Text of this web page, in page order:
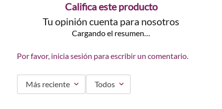
Califica este producto
Tu opinión cuenta para nosotros
Cargando el resumen…
Por favor, inicia sesión para escribir un comentario.
Más reciente Todos